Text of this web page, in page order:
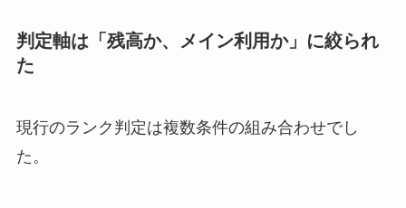
判定軸は「残高か、メイン利用か」に絞られ
た
現行のランク判定は複数条件の組み合わせでし
た。